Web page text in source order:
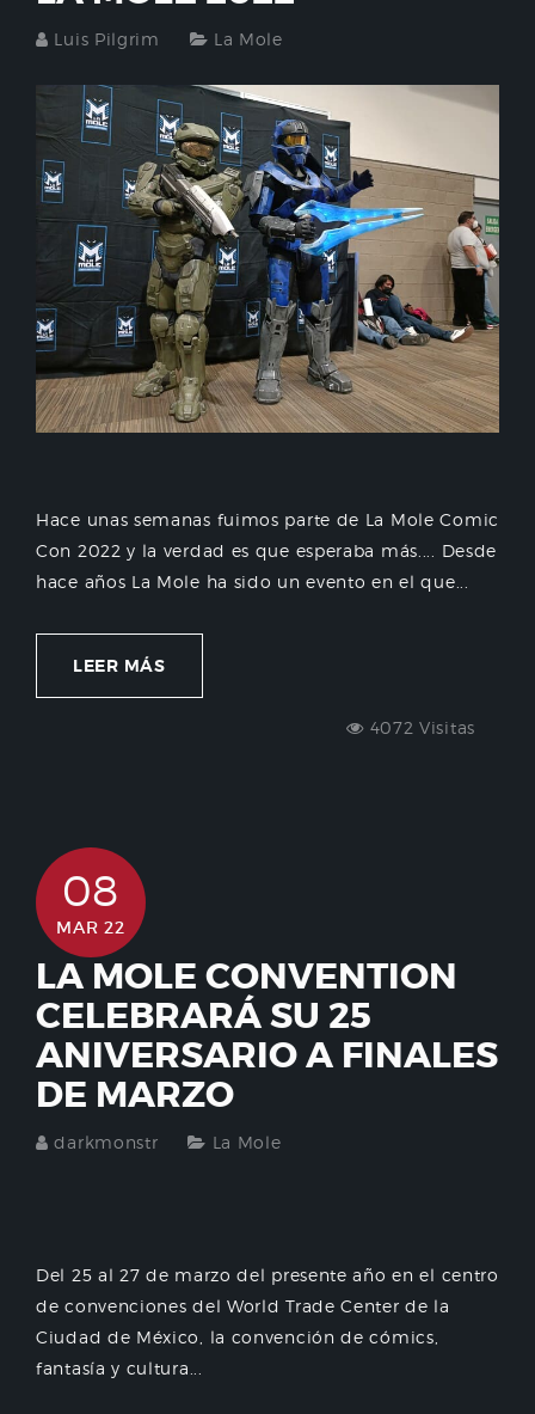
Luis Pilgrim La Mole
Hace unas semanas fuimos parte de La Mole Comic
Con 2022 y la verdad es que esperaba más.... Desde
hace años La Mole ha sido un evento en el que...
LEER MÁS
4072 Visitas
08
MAR 22
LA MOLE CONVENTION
CELEBRARÁ SU 25
ANIVERSARIO A FINALES
DE MARZO
darkmonstr La Mole
Del 25 al 27 de marzo del presente año en el centro
de convenciones del World Trade Center de la
Ciudad de México, la convención de cómics,
fantasía y cultura...